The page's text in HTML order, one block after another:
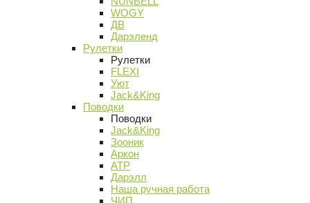
WOGY
ДВ
Дарэленд
Рулетки
Рулетки
FLEXI
Уют
Jack&King
Поводки
Поводки
Jack&King
Зооник
Аркон
АТР
Дарэлл
Наша ручная работа
ЧИП